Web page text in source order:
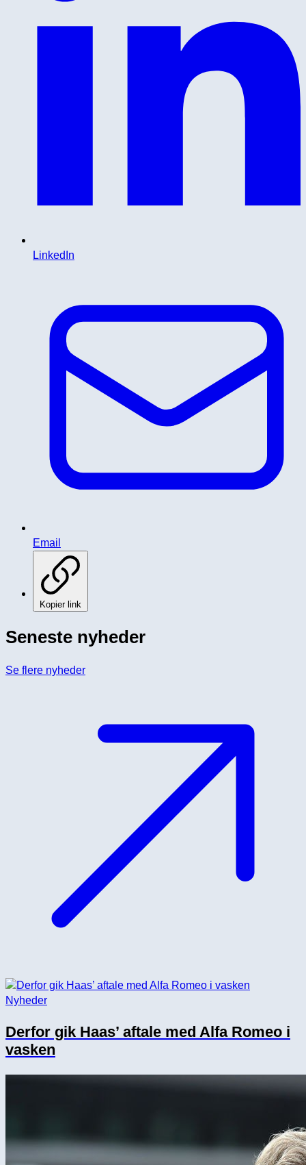
LinkedIn
Email
Kopier link
Seneste nyheder
Se flere nyheder
Nyheder
Derfor gik Haas’ aftale med Alfa Romeo i
vasken